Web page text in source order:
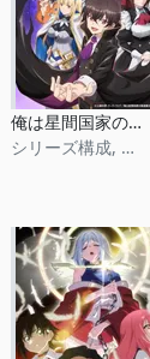
俺は星間国家の悪徳領主！
シリーズ構成, 脚本